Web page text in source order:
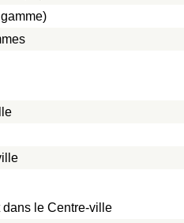
dans le Centre-ville